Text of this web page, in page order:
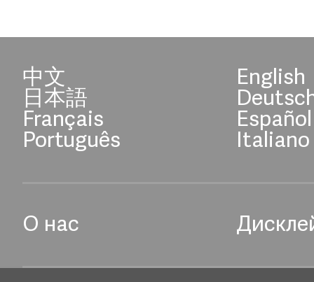
中文 English
日本語
Français Español
Português Italiano
О нас